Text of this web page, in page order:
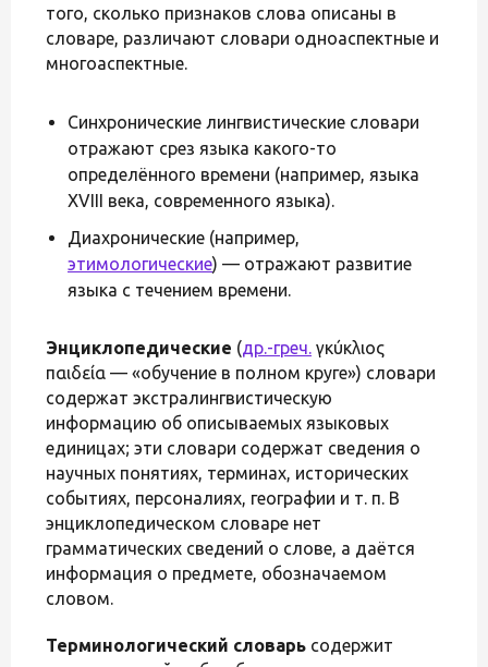
того, сколько признаков слова описаны в
словаре, различают словари одноаспектные и
многоаспектные.
Синхронические лингвистические словари
отражают срез языка какого-то
определённого времени (например, языка
XVIII века, современного языка).
Диахронические (например,
этимологические) — отражают развитие
языка с течением времени.
Энциклопедические (др.-греч. ἐγκύκλιος
παιδεία — «обучение в полном круге») словари
содержат экстралингвистическую
информацию об описываемых языковых
единицах; эти словари содержат сведения о
научных понятиях, терминах, исторических
событиях, персоналиях, географии и т. п. В
энциклопедическом словаре нет
грамматических сведений о слове, а даётся
информация о предмете, обозначаемом
словом.
Терминологический словарь содержит